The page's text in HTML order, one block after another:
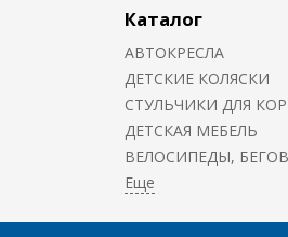
Каталог
АВТОКРЕСЛА
ДЕТСКИЕ КОЛЯСКИ
CТУЛЬЧИКИ ДЛЯ
ДЕТСКАЯ МЕБЕЛЬ
ВЕЛОСИПЕДЫ,